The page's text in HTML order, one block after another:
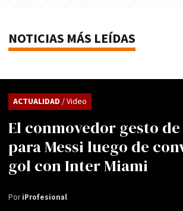
NOTICIAS MÁS LEÍDAS
El conmovedor gesto de
para Messi luego de
gol con Inter Miami
ACTUALIDAD / Video
PoriProfesional